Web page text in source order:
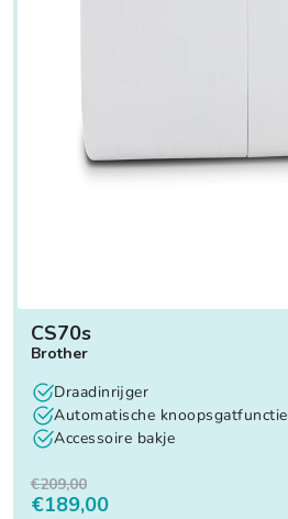
CS70s
Brother
Draadinrijger
Automatische knoopsgatfunctie
Accessoire bakje
€209,00
€189,00